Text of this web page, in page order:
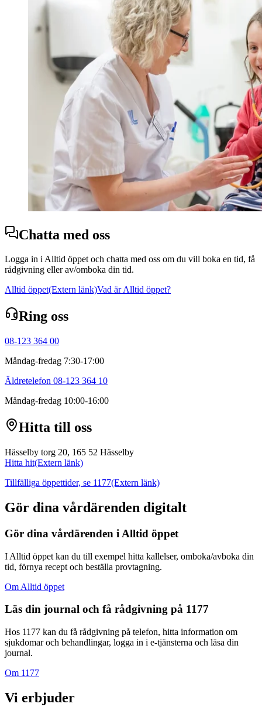
Chatta med oss
Logga in i Alltid öppet och chatta med oss om du vill boka en tid, få
rådgivning eller av/omboka din tid.
Alltid öppet(Extern länk)Vad är Alltid öppet?
Ring oss
08-123 364 00
Måndag-fredag 7:30-17:00
Äldretelefon 08-123 364 10
Måndag-fredag 10:00-16:00
Hitta till oss
Hässelby torg 20, 165 52 Hässelby
Hitta hit(Extern länk)
Tillfälliga öppettider, se 1177(Extern länk)
Gör dina vårdärenden digitalt
Gör dina vårdärenden i Alltid öppet
I Alltid öppet kan du till exempel hitta kallelser, omboka/avboka din
tid, förnya recept och beställa provtagning.
Om Alltid öppet
Läs din journal och få rådgivning på 1177
Hos 1177 kan du få rådgivning på telefon, hitta information om
sjukdomar och behandlingar, logga in i e-tjänsterna och läsa din
journal.
Om 1177
Vi erbjuder